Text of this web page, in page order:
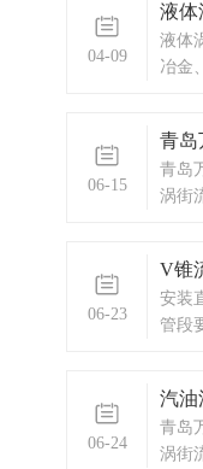
费流
量表
测设
04-09
液体
液体
冶金
06-15
青岛
青岛
涡街
差压
备，
项目
06-23
V锥
安装
管段
的高
高流
流体
06-24
汽油
青岛
涡街